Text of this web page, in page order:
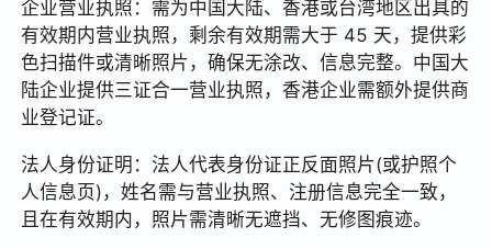
企业营业执照：需为中国大陆、香港或台湾地区出具的
有效期内营业执照，剩余有效期需大于 45 天，提供彩
色扫描件或清晰照片，确保无涂改、信息完整。中国大
陆企业提供三证合一营业执照，香港企业需额外提供商
业登记证。
法人身份证明：法人代表身份证正反面照片(或护照个
人信息页)，姓名需与营业执照、注册信息完全一致，
且在有效期内，照片需清晰无遮挡、无修图痕迹。